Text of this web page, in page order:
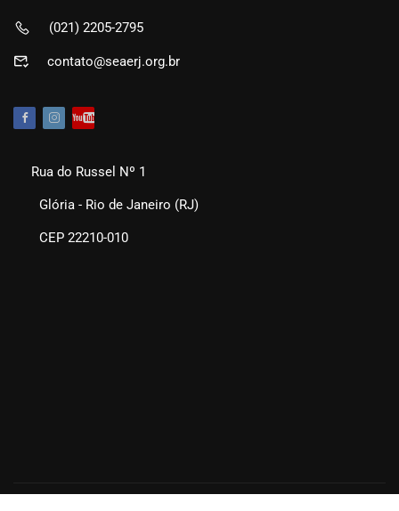
(021) 2205-2795
contato@seaerj.org.br
Rua do Russel Nº 1
Glória - Rio de Janeiro (RJ)
CEP 22210-010